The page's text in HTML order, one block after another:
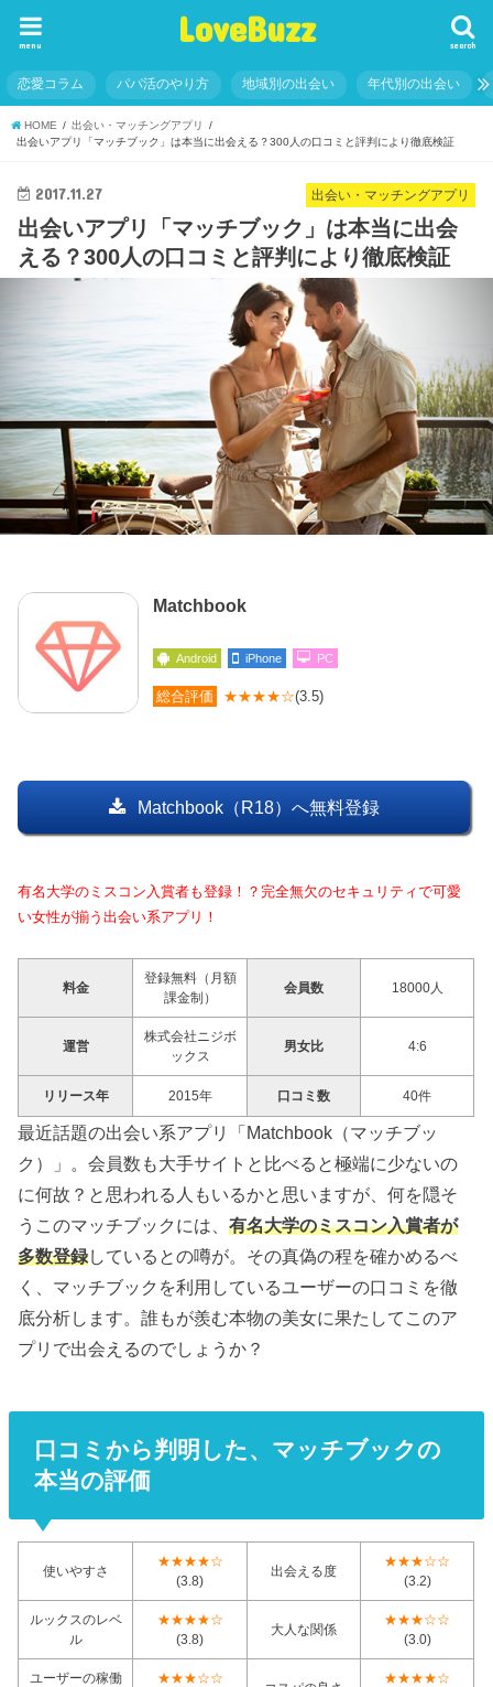
LoveBuzz search
menu
恋愛コラム パパ活のやり方 地域別の出会い 年代別の出会い
HOME
出会い・マッチングアプリ
出会いアプリ「マッチブック」は本当に出会える？300人の口コミと評判により徹底検証
出会い・マッチングアプリ
2017.11.27
出会いアプリ「マッチブック」は本当に出会
える？300人の口コミと評判により徹底検証
Matchbook
Android iPhone PC
総合評価 ★★★★☆(3.5)
Matchbook（R18）へ無料登録
有名大学のミスコン入賞者も登録！？完全無欠のセキュリティで可愛
い女性が揃う出会い系アプリ！
料金
登録無料（月額
課金制）
会員数 18000人
運営
株式会社ニジボ
ックス
男女比 4:6
リリース年 2015年 口コミ数 40件
最近話題の出会い系アプリ「Matchbook（マッチブッ
ク）」。会員数も大手サイトと比べると極端に少ないの
に何故？と思われる人もいるかと思いますが、何を隠そ
うこのマッチブックには、有名大学のミスコン入賞者が
多数登録しているとの噂が。その真偽の程を確かめるべ
く、マッチブックを利用しているユーザーの口コミを徹
底分析します。誰もが羨む本物の美女に果たしてこのア
プリで出会えるのでしょうか？
口コミから判明した、マッチブックの
本当の評価
使いやすさ
★★★★☆
(3.8)
出会える度
★★★☆☆
(3.2)
ルックスのレベ
ル
★★★★☆
(3.8)
大人な関係
★★★☆☆
(3.0)
ユーザーの稼働
★★★☆☆
★★★★☆